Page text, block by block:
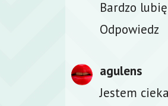
Bardzo
Odpowiedz
agulens
Jestem